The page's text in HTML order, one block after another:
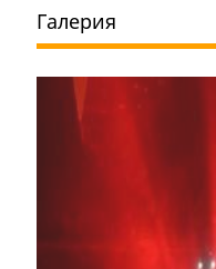
Галерия